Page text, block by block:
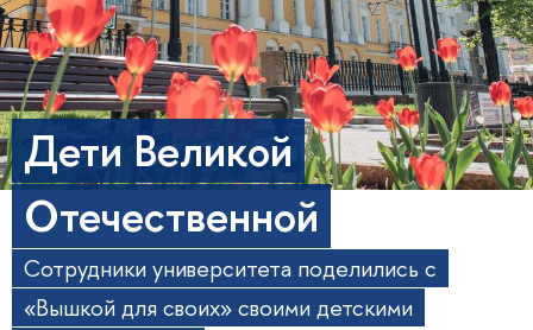
Дети Великой
Отечественной
Сотрудники университета поделились с
«Вышкой для своих» своими детскими